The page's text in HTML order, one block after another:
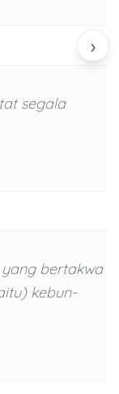
›
segala
bertakwa
kebun-